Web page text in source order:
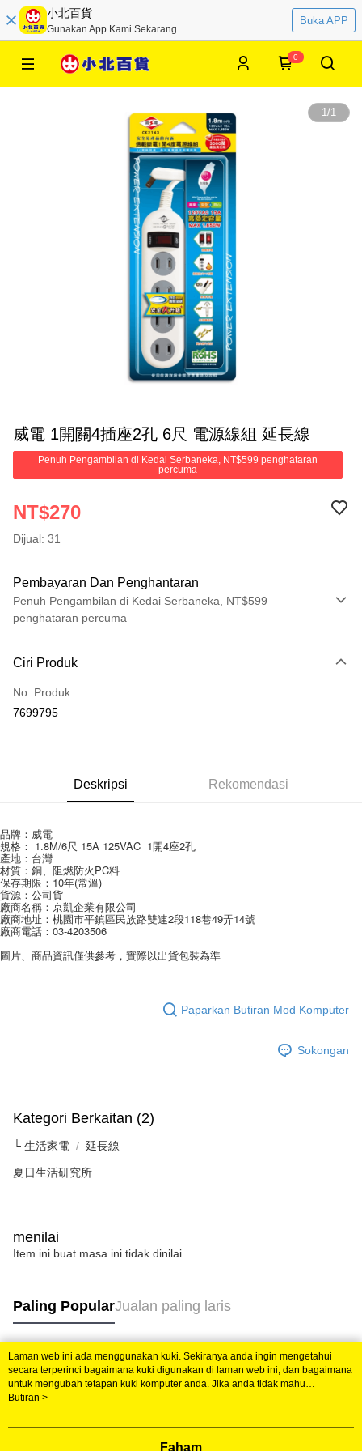
小北百貨
Gunakan App Kami Sekarang
Buka APP
0
1/1
威電 1開關4插座2孔 6尺 電源線組 延長線
Penuh Pengambilan di Kedai Serbaneka, NT$599 penghataran
percuma
NT$270
Dijual: 31
Pembayaran Dan Penghantaran
Penuh Pengambilan di Kedai Serbaneka, NT$599
penghataran percuma
Kad Kredit (Bayaran Penuh)
Pengambilan di Kedai Serbaneka
Google Pay
AFTEE
Deskripsi
Pertama, Mengenai Perkhidmatan AFTEE Beli Sekarang Bayar Kemudian
1. Dengan memilih AFTEE sebagai kaedah pembayaran, mesej
2. Anda boleh meneruskan pembayaran selepas pengesahan SMS.
4. Setelah pesanan disahkan, anda akan menerima SMS pembayaran
manakala ahli aplikasi akan menerima pemberitahuan tolak aplikasi
5. Tiada bayaran diperlukan apabila anda menerima produk. Sila buat
Sila ambil perhatian bahawa tempoh pembayaran adalah 14 hari. Walau
dan mendaftar sebagai ahli AFTEE boleh menikmati tempoh pembayaran
sehingga 45 hari.
pesanan. Walau bagaimanapun, tiada jaminan bahawa anda boleh
menerima pesanan anda semasa tempoh pembayaran (cth.: produk
Kedua, Sekatan Pembayaran
1. Jumlah yang diperakui untuk pengguna kali pertama boleh sehingga
NT$10,000. Amaun diperakui sebenar yang diluluskan akan berdasarkan
keputusan pensijilan dan semakan oleh AFTEE.
2. Amaun perbelanjaan minimum mestilah lebih besar daripada NT$20.
3. Pada masa ini hanya tersedia untuk ahli Taiwan.
Ketiga, Syarat Perkhidmatan
Perkhidmatan AFTEE Beli Sekarang Bayar Kemudian disediakan oleh NP
Pemindahan ATM
NT$60/pesanan | Penghantaran percuma untuk pesanan
NT$599 atau lebih
NT$60/pesanan | Penghantaran percuma untuk pesanan
NT$599 atau lebih
NT$120/pesanan | Penghantaran percuma untuk pesanan
NT$899 atau lebih
Ciri Produk
No. Produk
7699795
Deskripsi Rekomendasi
品牌：威電
規格： 1.8M/6尺 15A 125VAC  1開4座2孔
產地：台灣
材質：銅、阻燃防火PC料
保存期限：10年(常溫)
貨源：公司貨
廠商名稱：京凱企業有限公司
廠商地址：桃園市平鎮區民族路雙連2段118巷49弄14號
廠商電話：03-4203506
圖片、商品資訊僅供參考，實際以出貨包裝為準
Paparkan Butiran Mod Komputer
Sokongan
Kategori Berkaitan (2)
└ 生活家電 延長線
夏日生活研究所
menilai
Item ini buat masa ini tidak dinilai
Paling PopularJualan paling laris
Tag Popular
Laman web ini ada menggunakan kuki. Sekiranya anda ingin mengetahui
secara terperinci bagaimana kuki digunakan di laman web ini, dan bagaimana
untuk mengubah tetapan kuki komputer anda. Jika anda tidak mahu
menggunakan kuki di komputer anda, sila rujuk penerangan mengenai kuki.
mengetahui secara terperinci bagaimana kuki digunakan di laman web ini,
Butiran >
Faham